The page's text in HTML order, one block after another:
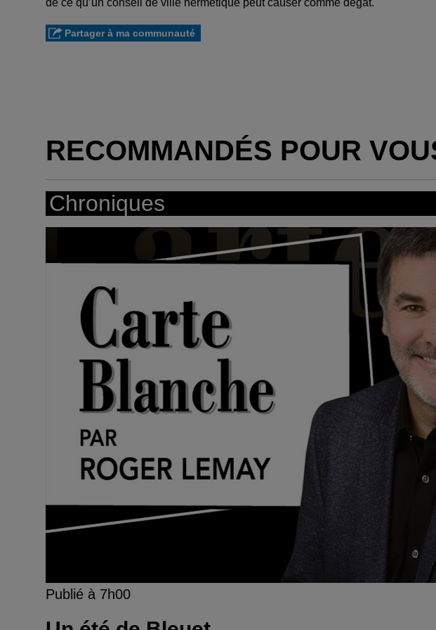
Partager à ma communauté
RECOMMANDÉS POUR
Chroniques
Publié à 7h00